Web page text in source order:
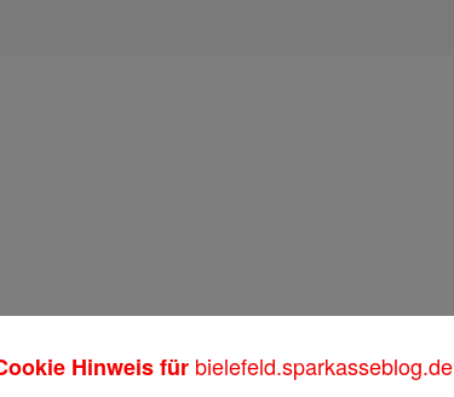
Hinweis für bielefeld.sparkasseblog.de